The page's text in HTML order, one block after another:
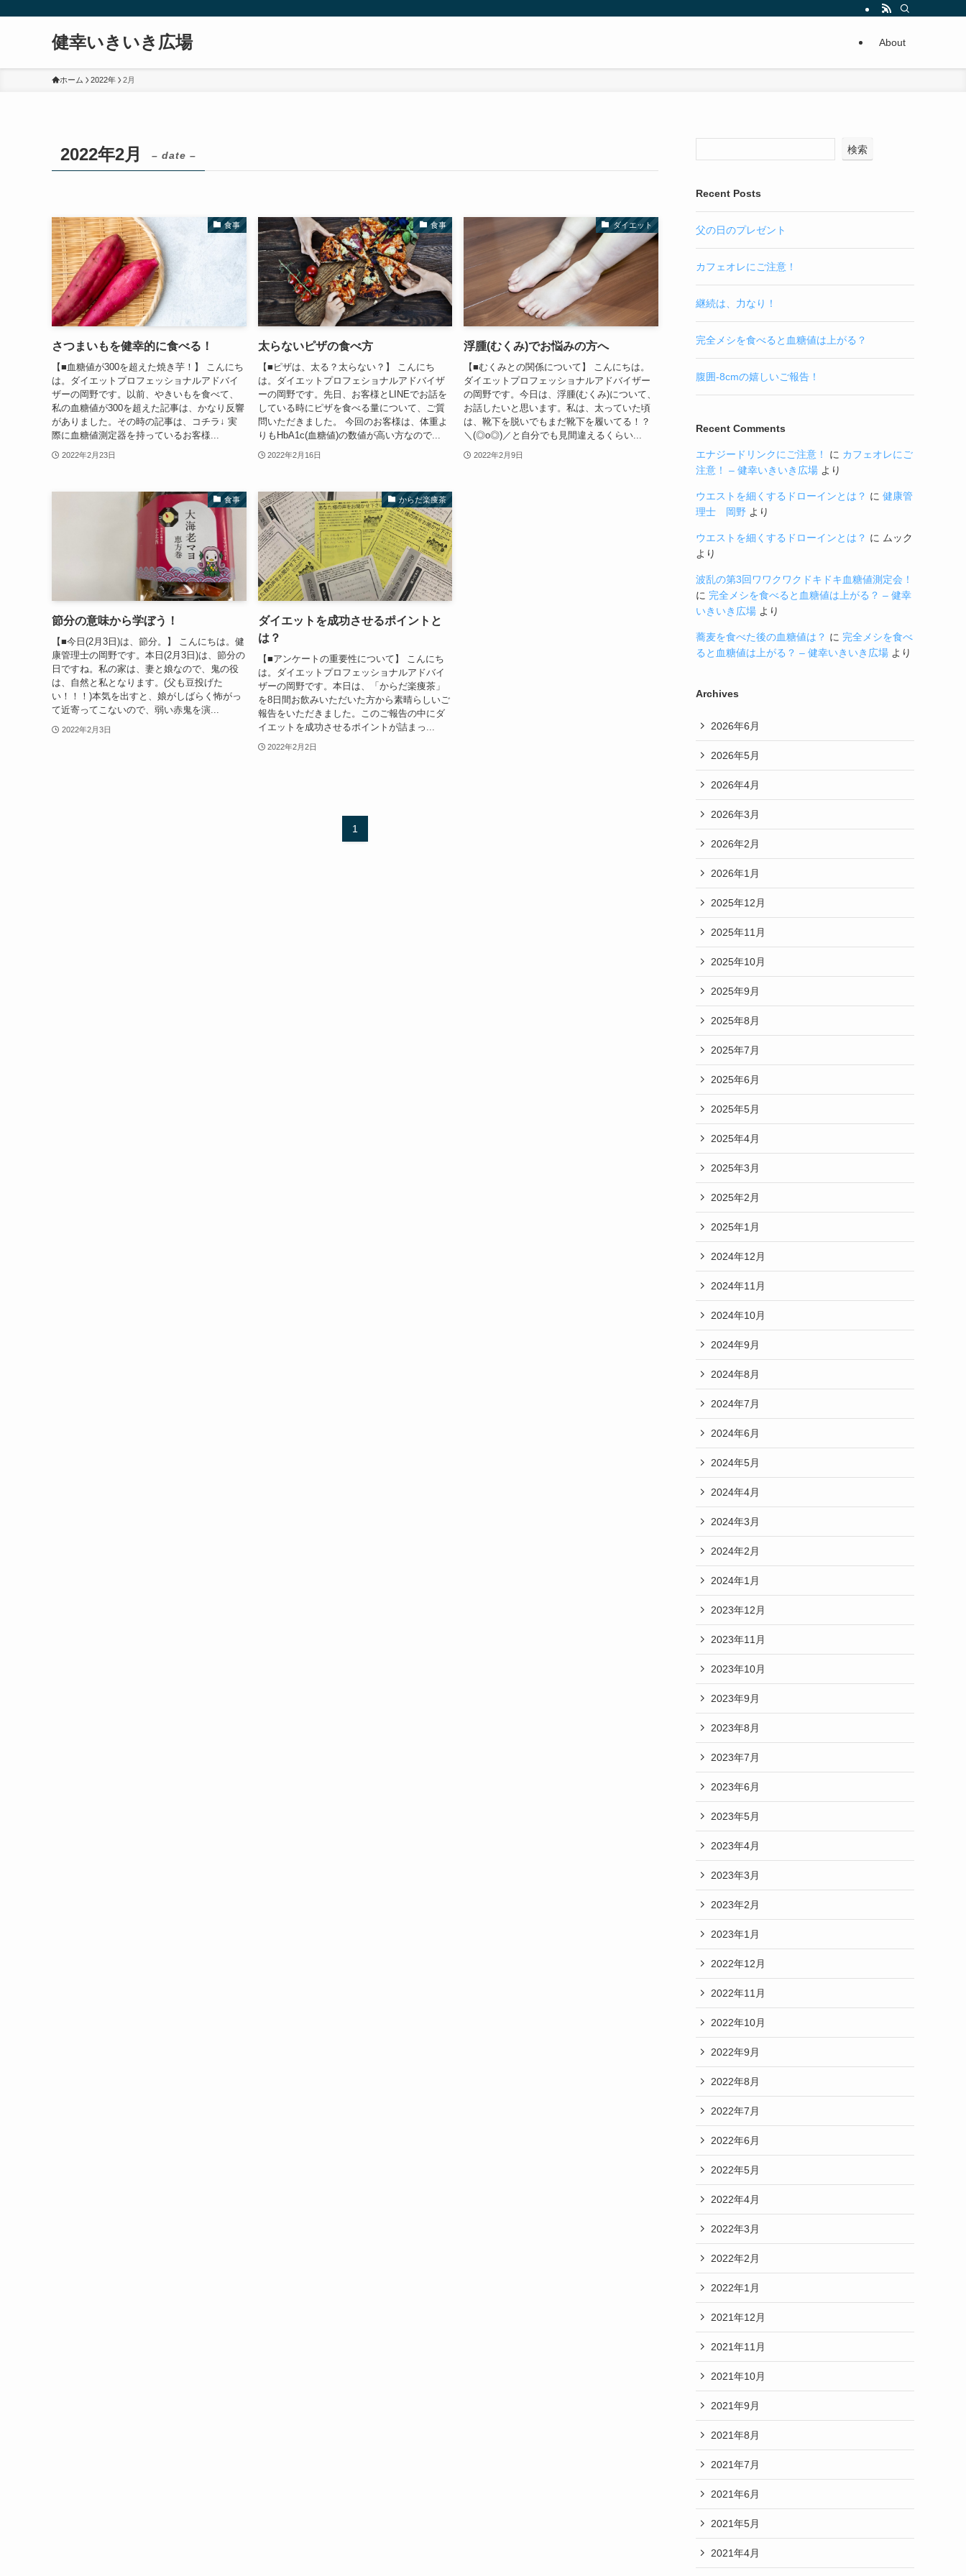
健幸いきいき広場 About
ホーム 2022年 2月
2022年2月 – date –
食事
さつまいもを健幸的に食べる！
【■血糖値が300を超えた焼き芋！】 こんにち
は。ダイエットプロフェッショナルアドバイ
ザーの岡野です。以前、やきいもを食べて、
私の血糖値が300を超えた記事は、かなり反響
がありました。その時の記事は、コチラ↓ 実
際に血糖値測定器を持っているお客様...
2022年2月23日
食事
太らないピザの食べ方
【■ピザは、太る？太らない？】 こんにち
は。ダイエットプロフェショナルアドバイザ
ーの岡野です。先日、お客様とLINEでお話を
している時にピザを食べる量について、ご質
問いただきました。 今回のお客様は、体重よ
りもHbA1c(血糖値)の数値が高い方なので...
2022年2月16日
ダイエット
浮腫(むくみ)でお悩みの方へ
【■むくみとの関係について】 こんにちは。
ダイエットプロフェッショナルアドバイザー
の岡野です。今日は、浮腫(むくみ)について、
お話したいと思います。私は、太っていた頃
は、靴下を脱いでもまだ靴下を履いてる！？
＼(◎o◎)／と自分でも見間違えるくらい...
2022年2月9日
食事
節分の意味から学ぼう！
【■今日(2月3日)は、節分。】 こんにちは。健
康管理士の岡野です。本日(2月3日)は、節分の
日ですね。私の家は、妻と娘なので、鬼の役
は、自然と私となります。(父も豆投げた
い！！！)本気を出すと、娘がしばらく怖がっ
て近寄ってこないので、弱い赤鬼を演...
2022年2月3日
からだ楽痩茶
ダイエットを成功させるポイントと
は？
【■アンケートの重要性について】 こんにち
は。ダイエットプロフェッショナルアドバイ
ザーの岡野です。本日は、「からだ楽痩茶」
を8日間お飲みいただいた方から素晴らしいご
報告をいただきました。このご報告の中にダ
イエットを成功させるポイントが詰まっ...
2022年2月2日
1
検索
Recent Posts
父の日のプレゼント
カフェオレにご注意！
継続は、力なり！
完全メシを食べると血糖値は上がる？
腹囲-8cmの嬉しいご報告！
Recent Comments
エナジードリンクにご注意！ に カフェオレにご
注意！ – 健幸いきいき広場 より
ウエストを細くするドローインとは？ に 健康管
理士 岡野 より
ウエストを細くするドローインとは？ に ムック
より
波乱の第3回ワワクワクドキドキ血糖値測定会！
に 完全メシを食べると血糖値は上がる？ – 健幸
いきいき広場 より
蕎麦を食べた後の血糖値は？ に 完全メシを食べ
ると血糖値は上がる？ – 健幸いきいき広場 より
Archives
2026年6月
2026年5月
2026年4月
2026年3月
2026年2月
2026年1月
2025年12月
2025年11月
2025年10月
2025年9月
2025年8月
2025年7月
2025年6月
2025年5月
2025年4月
2025年3月
2025年2月
2025年1月
2024年12月
2024年11月
2024年10月
2024年9月
2024年8月
2024年7月
2024年6月
2024年5月
2024年4月
2024年3月
2024年2月
2024年1月
2023年12月
2023年11月
2023年10月
2023年9月
2023年8月
2023年7月
2023年6月
2023年5月
2023年4月
2023年3月
2023年2月
2023年1月
2022年12月
2022年11月
2022年10月
2022年9月
2022年8月
2022年7月
2022年6月
2022年5月
2022年4月
2022年3月
2022年2月
2022年1月
2021年12月
2021年11月
2021年10月
2021年9月
2021年8月
2021年7月
2021年6月
2021年5月
2021年4月